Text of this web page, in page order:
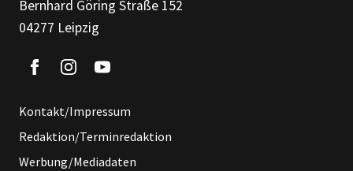
Bernhard Göring Straße 152
04277 Leipzig
Kontakt/Impressum
Redaktion/Terminredaktion
Werbung/Mediadaten